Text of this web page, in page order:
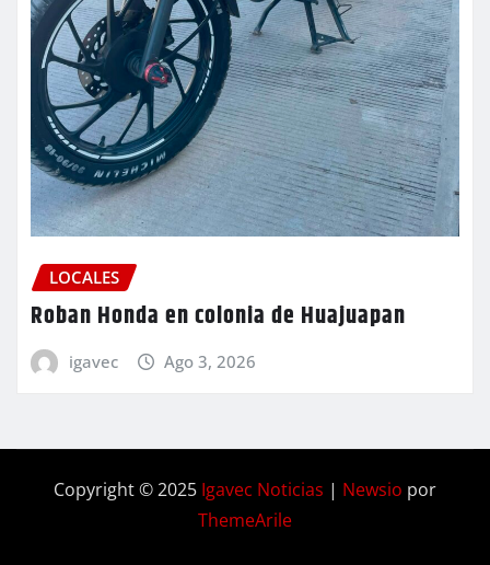
LOCALES
Roban Honda en colonia de Huajuapan
igavec Ago 3, 2026
Copyright © 2025 Igavec Noticias | Newsio por
ThemeArile